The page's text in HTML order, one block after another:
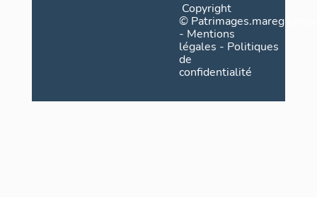
Copyright
©
- Mentions
légales - Politiques
de
confidentialité